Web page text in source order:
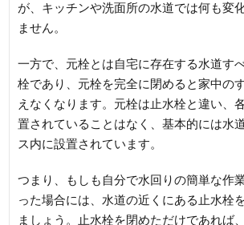
が、キッチンや洗面所の水道では何も変
ません。
一方で、元栓とは自宅に存在する水道す
栓であり、元栓を完全に閉めると家中の
えなくなります。元栓は止水栓と違い、
置されていることはなく、基本的には水
ス内に設置されています。
つまり、もしも自分で水回りの簡単な作
った場合には、水道の近くにある止水栓
ましょう。止水栓を閉めただけであれば